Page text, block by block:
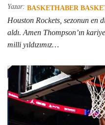
Yazar: BASKETHABER
Houston Rockets, sezonun
aldı. Amen Thompson’ın
milli yıldızımız…